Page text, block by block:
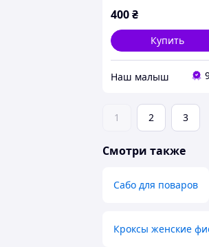
400₴
Купить
‏Наш малыш
1 2 3
Смотри также
Сабо для поваров
Кроксы женские